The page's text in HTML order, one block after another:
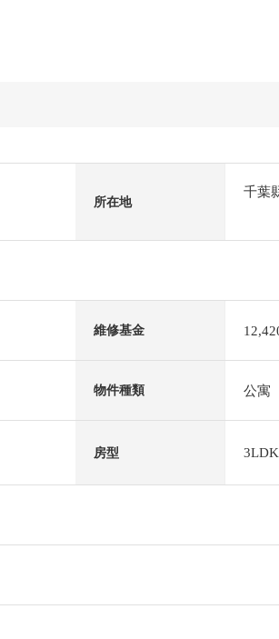
所在地
千葉
維修基金
物件種類 公寓
房型 3LDK